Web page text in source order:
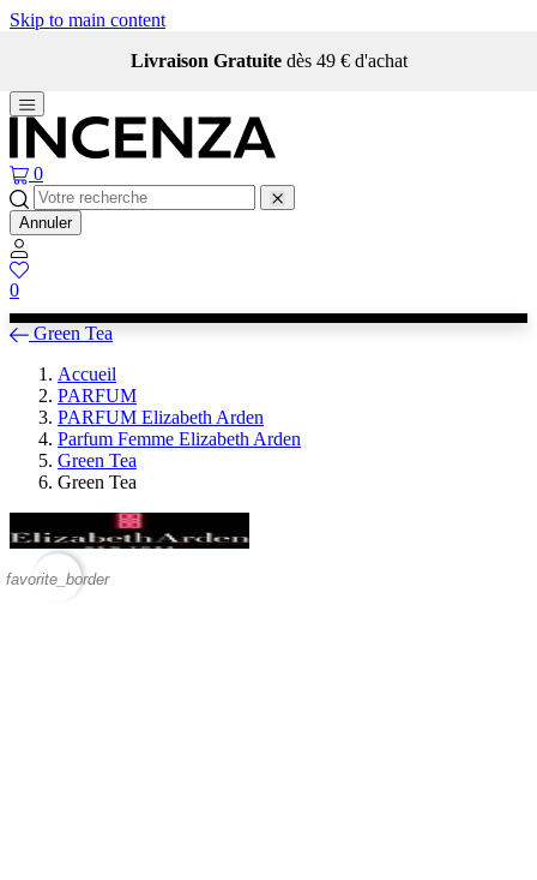
Skip to main content
Livraison Gratuite dès 49 € d'achat
0
Annuler
0
Green Tea
Accueil
PARFUM
PARFUM Elizabeth Arden
Parfum Femme Elizabeth Arden
Green Tea
Green Tea
favorite_border